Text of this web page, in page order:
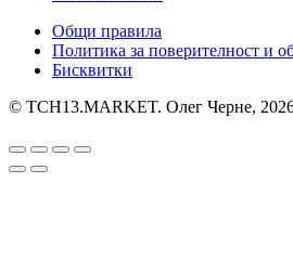
Общи правила
Политика за поверителност и
Бисквитки
© TCH13.MARKET. Олег Черне,